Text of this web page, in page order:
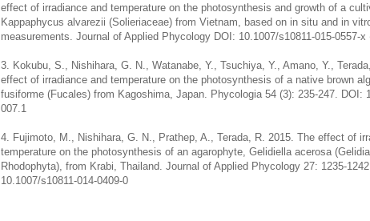
effect of irradiance and temperature on the photosynthesis and growth of a
Kappaphycus alvarezii (Solieriaceae) from Vietnam, based on in situ and in
measurements. Journal of Applied Phycology DOI: 10.1007/s10811-015-0557-x
3. Kokubu, S., Nishihara, G. N., Watanabe, Y., Tsuchiya, Y., Amano, Y.,
effect of irradiance and temperature on the photosynthesis of a native brown
fusiforme (Fucales) from Kagoshima, Japan. Phycologia 54 (3): 235-247. DOI:
007.1
4. Fujimoto, M., Nishihara, G. N., Prathep, A., Terada, R. 2015. The effect of
temperature on the photosynthesis of an agarophyte, Gelidiella acerosa
Rhodophyta), from Krabi, Thailand. Journal of Applied Phycology 27: 1235-
10.1007/s10811-014-0409-0